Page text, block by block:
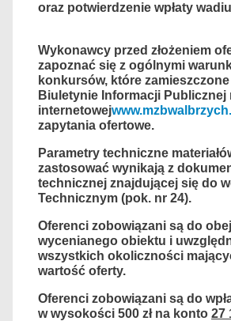
oraz potwierdzenie wpłaty
Wykonawcy przed złożeniem
zapoznać się z ogólnymi
konkursów, które
Biuletynie Informacji Publicznej
internetowej
zapytania ofertowe.
Parametry techniczne
zastosować wynikają z
technicznej znajdującej się do
Technicznym (pok. nr 24).
Oferenci zobowiązani są do
wycenianego obiektu i
wszystkich okoliczności
wartość oferty.
Oferenci zobowiązani są do
w wysokości 500 zł na konto 27